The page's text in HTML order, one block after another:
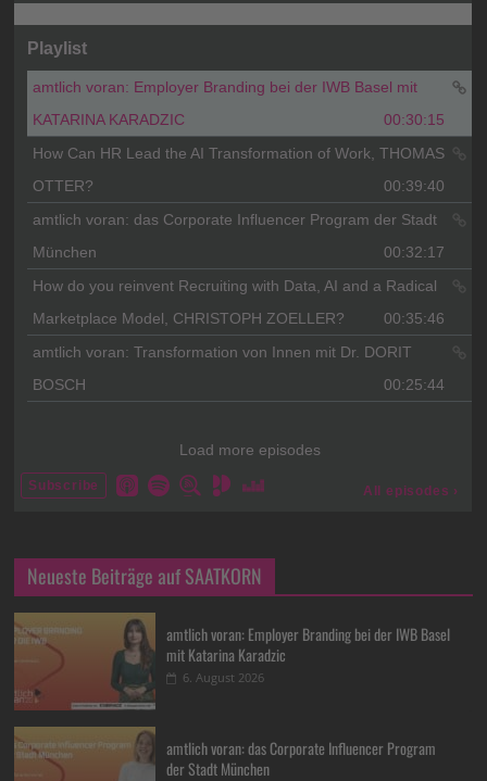
Neueste Beiträge auf SAATKORN
amtlich voran: Employer Branding bei der IWB Basel
mit Katarina Karadzic
6. August 2026
amtlich voran: das Corporate Influencer Program
der Stadt München